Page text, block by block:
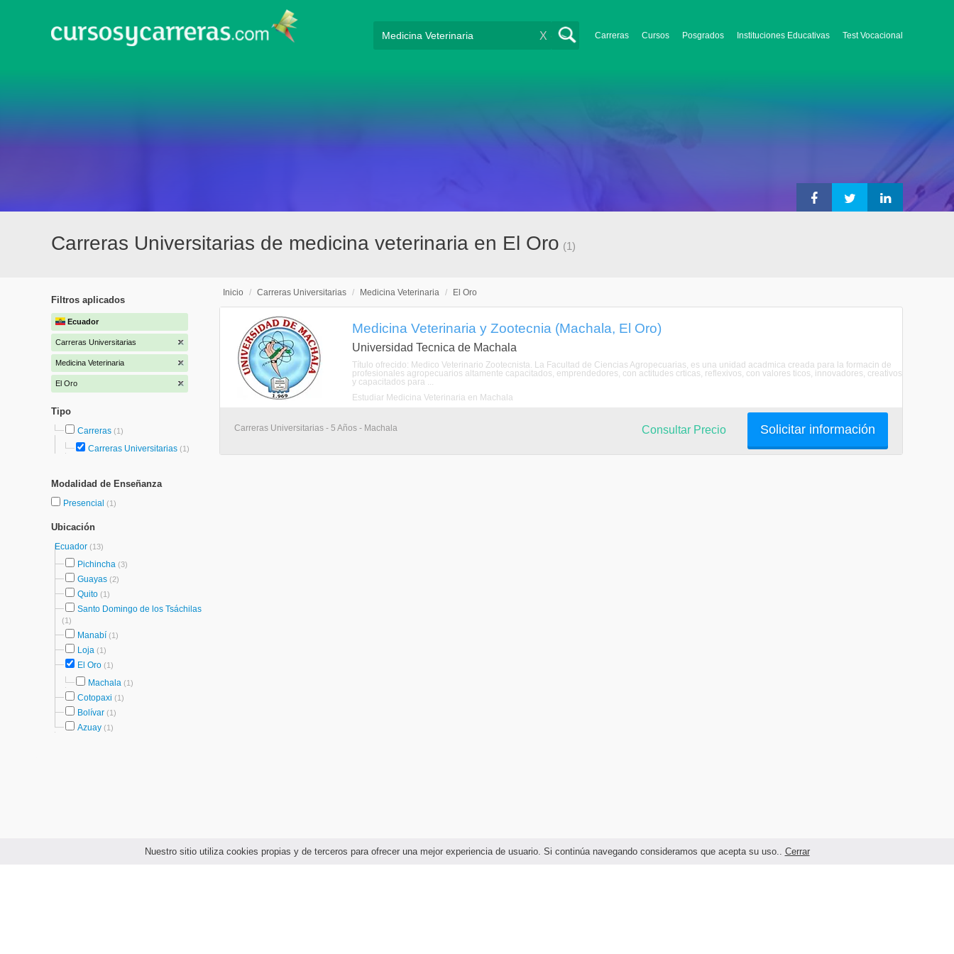
Nuestro sitio utiliza cookies propias y de terceros para ofrecer una mejor experiencia de usuario. Si continúa navegando consideramos que acepta su uso.. Cerrar
Carreras Cursos Posgrados Instituciones Educativas Test Vocacional
X
Carreras Universitarias de medicina veterinaria en El Oro (1)
Filtros aplicados
Ecuador
Carreras Universitarias
Medicina Veterinaria
El Oro
Tipo
Carreras (1)
Carreras Universitarias (1)
Modalidad de Enseñanza
Presencial (1)
Ubicación
Ecuador (13)
Pichincha (3)
Guayas (2)
Quito (1)
Santo Domingo de los Tsáchilas
(1)
Manabí (1)
Loja (1)
El Oro (1)
Machala (1)
Cotopaxi (1)
Bolívar (1)
Azuay (1)
Inicio / Carreras Universitarias / Medicina Veterinaria / El Oro
Medicina Veterinaria y Zootecnia (Machala, El Oro)
Universidad Tecnica de Machala
Título ofrecido: Medico Veterinario Zootecnista. La Facultad de Ciencias Agropecuarias, es una unidad acadmica creada para la formacin de
profesionales agropecuarios altamente capacitados, emprendedores, con actitudes crticas, reflexivos, con valores ticos, innovadores, creativos
y capacitados para ...
Estudiar Medicina Veterinaria en Machala
Carreras Universitarias - 5 Años - Machala Solicitar información
Consultar Precio